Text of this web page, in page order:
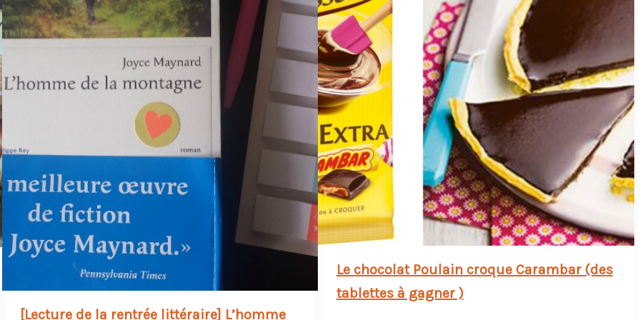
expresso
(ou
[Lecture de la rentrée littéraire] L’homme
Le chocolat Poulain croque Carambar (des
tablettes à gagner )